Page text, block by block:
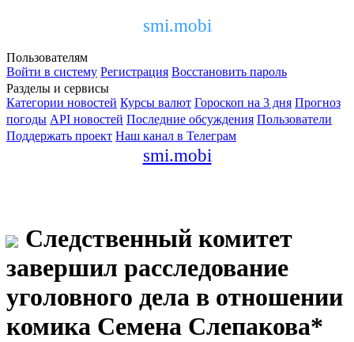
smi.mobi
Пользователям
Войти в систему Регистрация Восстановить пароль
Разделы и сервисы
Категории новостей Курсы валют Гороскоп на 3 дня Прогноз
погоды API новостей Последние обсуждения Пользователи
Поддержать проект Наш канал в Телеграм
smi.mobi
Следственный комитет
завершил расследование
уголовного дела в отношении
комика Семена Слепакова*